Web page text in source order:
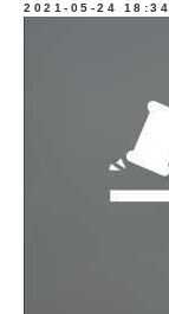
2021-05-24 18:34